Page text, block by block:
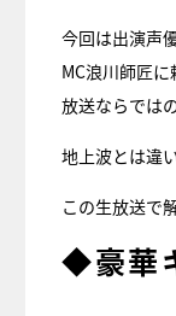
今回は出演声
MC浪川師匠
放送ならでは
地上波とは違
この生放送で
◆豪華